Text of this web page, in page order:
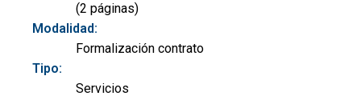
(2 páginas)
Modalidad:
Formalización contrato
Tipo:
Servicios